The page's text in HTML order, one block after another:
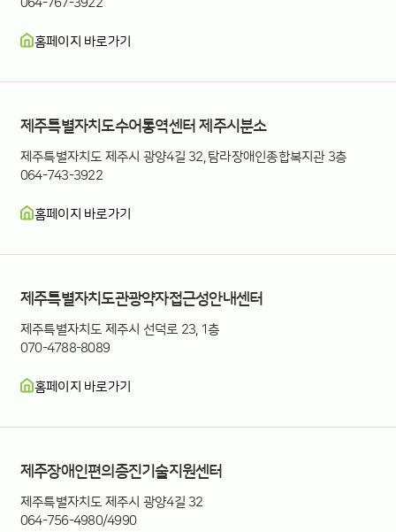
064-767-3922
홈페이지 바로가기
제주특별자치도수어통역센터 제주시분소
제주특별자치도 제주시 광양4길 32, 탐라장애인종합복지관 3층
064-743-3922
홈페이지 바로가기
제주특별자치도관광약자접근성안내센터
제주특별자치도 제주시 선덕로 23, 1층
070-4788-8089
홈페이지 바로가기
제주장애인편의증진기술지원센터
제주특별자치도 제주시 광양4길 32
064-756-4980/4990